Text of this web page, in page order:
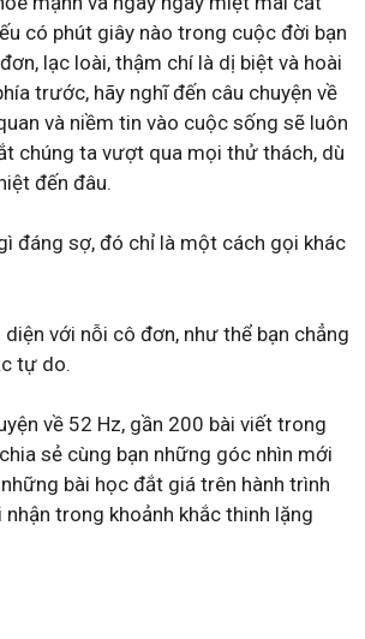
có phút giây nào trong cuộc đời bạn
lạc loài, thậm chí là dị biệt và hoài
trước, hãy nghĩ đến câu chuyện về
và niềm tin vào cuộc sống sẽ luôn
chúng ta vượt qua mọi thử thách, dù
đến đâu.
đáng sợ, đó chỉ là một cách gọi khác
với nỗi cô đơn, như thể bạn chẳng
tự do.
về 52 Hz, gần 200 bài viết trong
sẻ cùng bạn những góc nhìn mới
bài học đắt giá trên hành trình
trong khoảnh khắc thinh lặng